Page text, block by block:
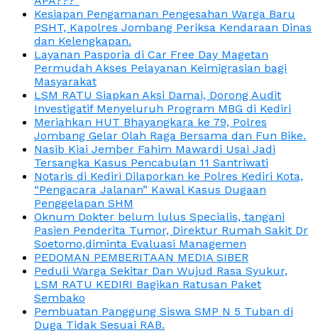
Kesiapan Pengamanan Pengesahan Warga Baru
PSHT, Kapolres Jombang Periksa Kendaraan Dinas
dan Kelengkapan.
Layanan Pasporia di Car Free Day Magetan
Permudah Akses Pelayanan Keimigrasian bagi
Masyarakat
LSM RATU Siapkan Aksi Damai, Dorong Audit
Investigatif Menyeluruh Program MBG di Kediri
Meriahkan HUT Bhayangkara ke 79, Polres
Jombang Gelar Olah Raga Bersama dan Fun Bike.
Nasib Kiai Jember Fahim Mawardi Usai Jadi
Tersangka Kasus Pencabulan 11 Santriwati
Notaris di Kediri Dilaporkan ke Polres Kediri Kota,
“Pengacara Jalanan” Kawal Kasus Dugaan
Penggelapan SHM
Oknum Dokter belum lulus Specialis, tangani
Pasien Penderita Tumor, Direktur Rumah Sakit Dr
Soetomo,diminta Evaluasi Managemen
PEDOMAN PEMBERITAAN MEDIA SIBER
Peduli Warga Sekitar Dan Wujud Rasa Syukur,
LSM RATU KEDIRI Bagikan Ratusan Paket
Sembako
Pembuatan Panggung Siswa SMP N 5 Tuban di
Duga Tidak Sesuai RAB.